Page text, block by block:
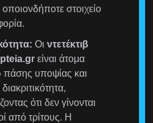
στοιχείο
Οιντετέκτιβ
είναι άτομα
υποψίας και
ότι δεν γίνονται
από τρίτους. Η